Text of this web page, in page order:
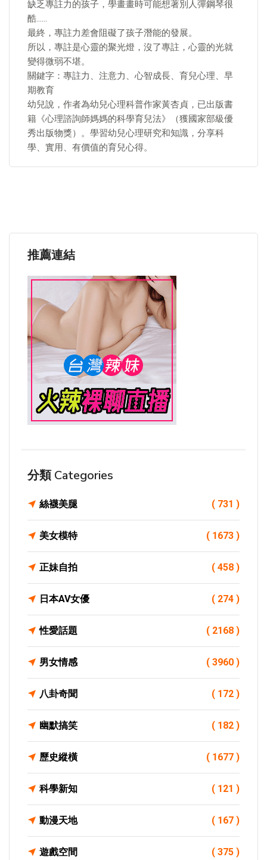
缺乏專註力的孩子，學畫畫時可能想著別人彈鋼琴很
酷……
最終，專註力差會阻礙了孩子潛能的發展。
所以，專註是心靈的聚光燈，沒了專註，心靈的光就
變得微弱不堪。
關鍵字：專註力、注意力、心智成長、育兒心理、早
期教育
幼兒說，作者為幼兒心理科普作家黃杏貞，已出版書
籍《心理諮詢師媽媽的科學育兒法》（獲國家部級優
秀出版物獎）。學習幼兒心理研究和知識，分享科
學、實用、有價值的育兒心得。
推薦連結
分類 Categories
絲襪美腿 ( 731 )
美女模特 ( 1673 )
正妹自拍 ( 458 )
日本AV女優 ( 274 )
性愛話題 ( 2168 )
男女情感 ( 3960 )
八卦奇聞 ( 172 )
幽默搞笑 ( 182 )
歷史縱橫 ( 1677 )
科學新知 ( 121 )
動漫天地 ( 167 )
遊戲空間 ( 375 )